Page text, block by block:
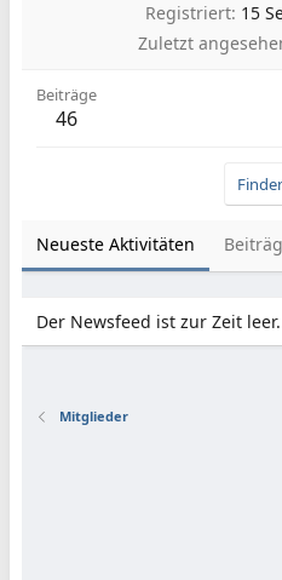
Registriert 15
Zuletzt
Beiträge
46
Neueste Aktivitäten
Der Newsfeed ist zur Zeit leer.
Mitglieder